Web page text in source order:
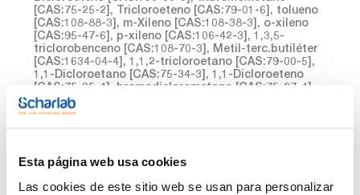
Esta página web usa cookies
Las cookies de este sitio web se usan para personalizar
[CAS:75-25-2], Tricloroeteno [CAS:79-01-6], tolueno
[CAS:108-88-3], m-Xileno [CAS:108-38-3], o-xileno
[CAS:95-47-6], p-xileno [CAS:106-42-3], 1,3,5-
triclorobenceno [CAS:108-70-3], Metil-terc.butiléter
[CAS:1634-04-4], 1,1,2-tricloroetano [CAS:79-00-5],
1,1-Dicloroetano [CAS:75-34-3], 1,1-Dicloroeteno
[CAS:75-35-4], bromodiclorometano [CAS:75-27-4],
Benceno [CAS:71-43-2] en metanol